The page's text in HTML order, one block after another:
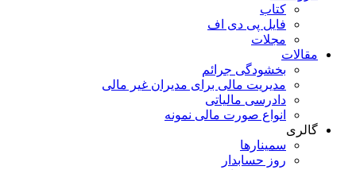
کتاب
فایل پی دی اف
مجلات
مقالات
بخشودگی جرائم
مدیریت مالی برای مدیران غیر مالی
دادرسی مالیاتی
انواع صورت مالی نمونه
گالری
سمینارها
روز حسابدار